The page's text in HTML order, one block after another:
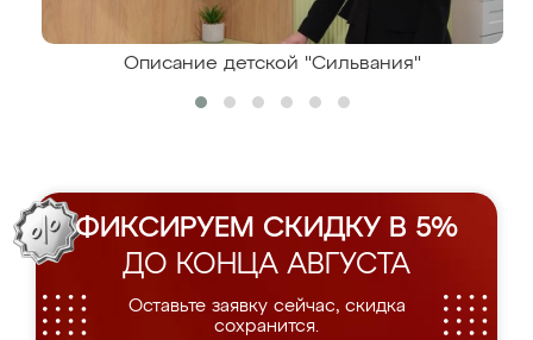
Описание детской "Сильвания"
ФИКСИРУЕМ СКИДКУ В 5%
ДО КОНЦА АВГУСТА
Оставьте заявку сейчас, скидка
сохранится.